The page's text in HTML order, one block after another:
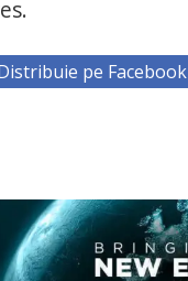
pe Facebook